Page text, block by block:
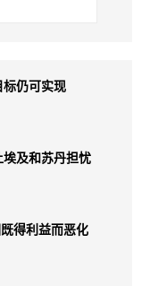
标仍可实现
及和苏丹担忧
得利益而恶化